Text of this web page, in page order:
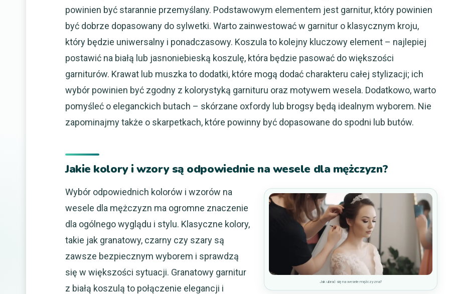
powinien być starannie przemyślany. Podstawowym elementem jest garnitur, który powinien
być dobrze dopasowany do sylwetki. Warto zainwestować w garnitur o klasycznym kroju,
który będzie uniwersalny i ponadczasowy. Koszula to kolejny kluczowy element – najlepiej
postawić na białą lub jasnoniebieską koszulę, która będzie pasować do większości
garniturów. Krawat lub muszka to dodatki, które mogą dodać charakteru całej stylizacji; ich
wybór powinien być zgodny z kolorystyką garnituru oraz motywem wesela. Dodatkowo, warto
pomyśleć o eleganckich butach – skórzane oxfordy lub brogsy będą idealnym wyborem. Nie
zapominajmy także o skarpetkach, które powinny być dopasowane do spodni lub butów.
Jakie kolory i wzory są odpowiednie na wesele dla mężczyzn?
Jak ubrać się na wesele mężczyzna?
Wybór odpowiednich kolorów i wzorów na
wesele dla mężczyzn ma ogromne znaczenie
dla ogólnego wyglądu i stylu. Klasyczne kolory,
takie jak granatowy, czarny czy szary są
zawsze bezpiecznym wyborem i sprawdzą
się w większości sytuacji. Granatowy garnitur
z białą koszulą to połączenie elegancji i